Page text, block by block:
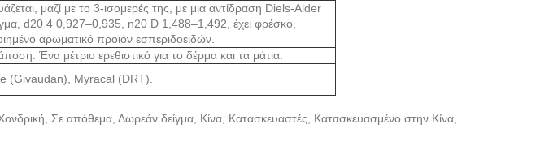
μαζί με το 3-ισομερές της, με μια αντίδραση Diels-Alder
d20 4 0,927–0,935, n20 D 1,488–1,492, έχει φρέσκο,
αρωματικό προϊόν εσπεριδοειδών.
Ένα μέτριο ερεθιστικό για το δέρμα και τα μάτια.
(Givaudan), Myracal (DRT).
Σε απόθεμα, Δωρεάν δείγμα, Κίνα, Κατασκευαστές, Κατασκευασμένο στην Κίνα,